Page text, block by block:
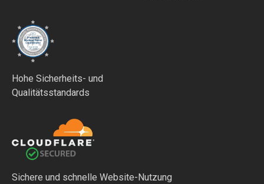
Hohe Sicherheits- und
Qualitätsstandards
Sichere und schnelle Website-Nutzung